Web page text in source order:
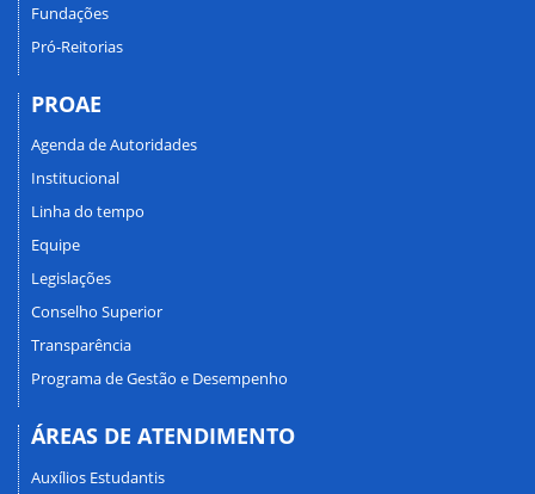
Fundações
Pró-Reitorias
PROAE
Agenda de Autoridades
Institucional
Linha do tempo
Equipe
Legislações
Conselho Superior
Transparência
Programa de Gestão e Desempenho
ÁREAS DE ATENDIMENTO
Auxílios Estudantis